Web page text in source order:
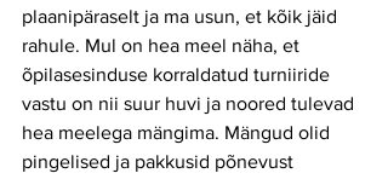
plaanipäraselt ja ma usun, et kõik jäid
rahule. Mul on hea meel näha, et
õpilasesinduse korraldatud turniiride
vastu on nii suur huvi ja noored tulevad
hea meelega mängima. Mängud olid
pingelised ja pakkusid põnevust